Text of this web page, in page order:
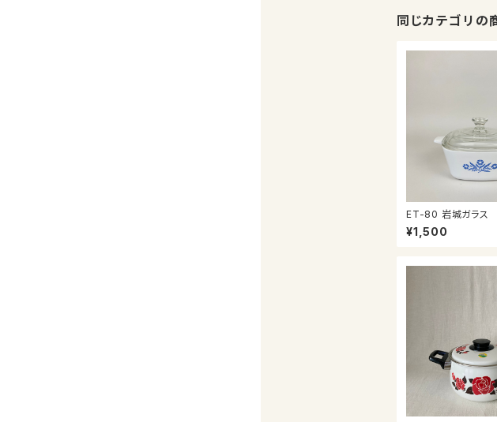
同じカテゴリの
ET-80 岩城ガラス
社 小さなキャセロ
¥1,500